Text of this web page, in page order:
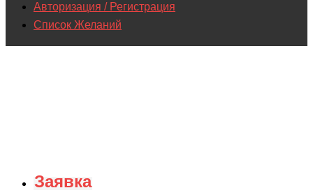
Авторизация / Регистрация
Список Желаний
Заявка